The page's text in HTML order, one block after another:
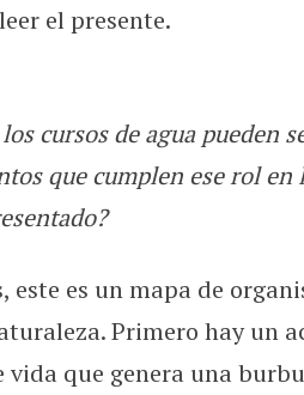
el presente.
cursos de agua pueden
que cumplen ese rol en
es un mapa de
Primero hay un
que genera una